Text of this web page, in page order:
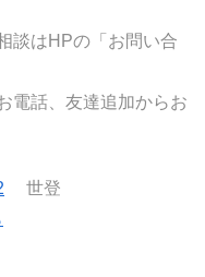
談はHPの「お問い合
電話、友達追加からお
世登